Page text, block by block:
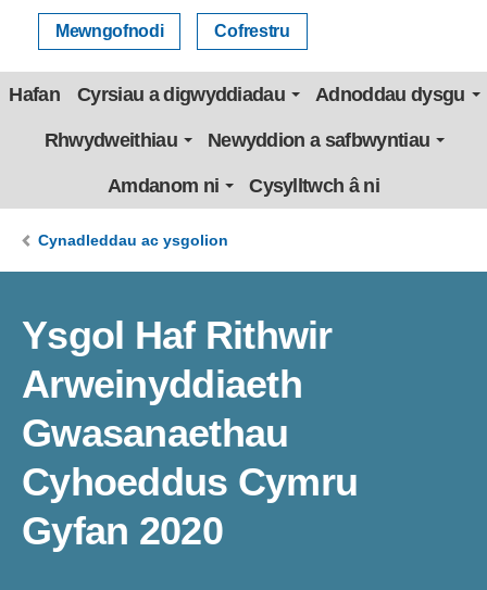
Mewngofnodi Cofrestru
Hafan Cyrsiau a digwyddiadau Adnoddau dysgu
Rhwydweithiau Newyddion a safbwyntiau
Amdanom ni Cysylltwch â ni
Cynadleddau ac ysgolion
Ysgol Haf Rithwir
Arweinyddiaeth
Gwasanaethau
Cyhoeddus Cymru
Gyfan 2020